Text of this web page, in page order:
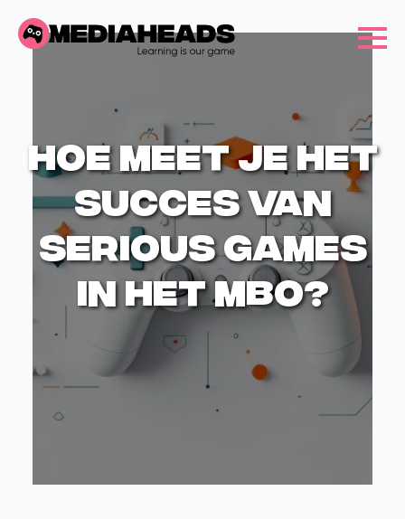
Hoe meet je het
succes van
serious games
in het MBO?